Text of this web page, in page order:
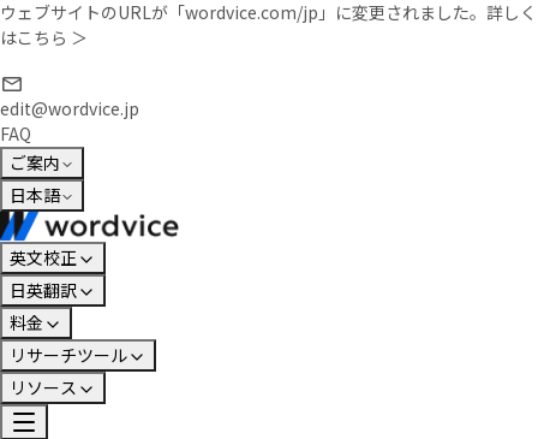
ウェブサイトのURLが「wordvice.com/jp」に変更されました。 詳しく
はこちら ＞
edit@wordvice.jp
FAQ
ご案内
日本語
英文校正
日英翻訳
料金
リサーチツール
リソース